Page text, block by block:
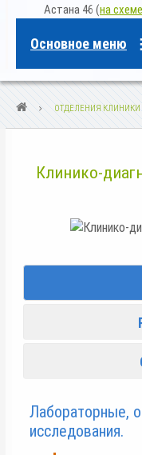
a
k
e
a
t
p
m
a
e
-
Астана 46 (на схеме
Основное меню
СТРОКА
НАВИГАЦИИ
ОТДЕЛЕНИЯ КЛИНИКИ
Клинико-
Лабораторные,
исследования.